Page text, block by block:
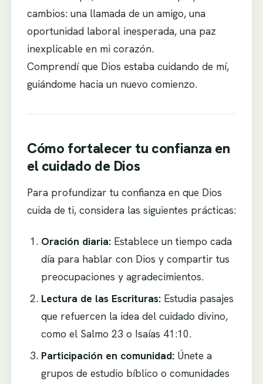
cambios: una llamada de un amigo, una
oportunidad laboral inesperada, una paz
inexplicable en mi corazón.
Comprendí que Dios estaba cuidando de mí,
guiándome hacia un nuevo comienzo.
Cómo fortalecer tu confianza en
el cuidado de Dios
Para profundizar tu confianza en que Dios
cuida de ti, considera las siguientes prácticas:
Oración diaria: Establece un tiempo cada
día para hablar con Dios y compartir tus
preocupaciones y agradecimientos.
Lectura de las Escrituras: Estudia pasajes
que refuercen la idea del cuidado divino,
como el Salmo 23 o Isaías 41:10.
Participación en comunidad: Únete a
grupos de estudio bíblico o comunidades